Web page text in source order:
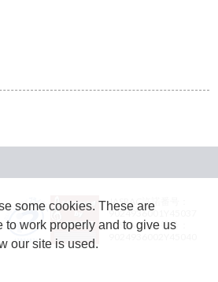
JASRAC許諾番号：
9024936001Y45037
JASRAC許諾番号：
some cookies. These are
to work properly and to give us
our site is used.